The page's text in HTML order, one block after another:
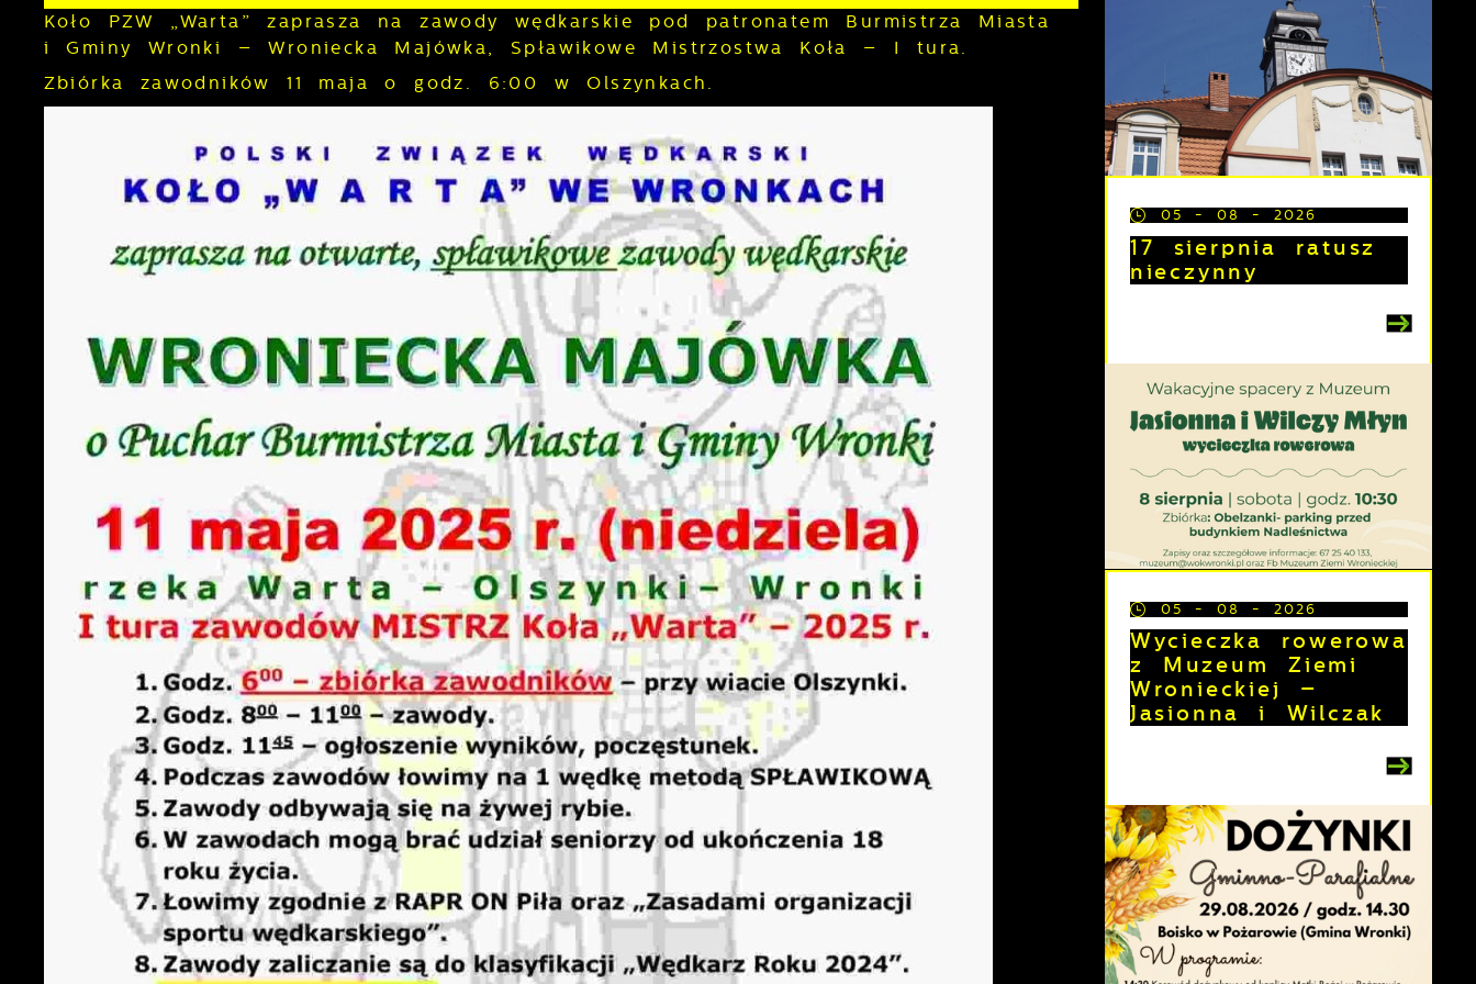
Koło PZW „Warta” zaprasza na zawody wędkarskie pod patronatem Burmistrza Miasta
i Gminy Wronki – Wroniecka Majówka, Spławikowe Mistrzostwa Koła – I tura.
Zbiórka zawodników 11 maja o godz. 6:00 w Olszynkach.
05 - 08 - 2026
17 sierpnia ratusz
nieczynny
05 - 08 - 2026
Wycieczka rowerowa
z Muzeum Ziemi
Wronieckiej –
Jasionna i Wilczak
Ustawienia
Szanujemy Twoją prywatność. Możesz zmienić ustawienia
cookies lub zaakceptować je wszystkie. W dowolnym
momencie możesz dokonać zmiany swoich ustawień.
Niezbędne
Niezbędne pliki cookies służą do prawidłowego
funkcjonowania strony internetowej i umożliwiają Ci
komfortowe korzystanie z oferowanych przez nas usług.
Pliki cookies odpowiadają na podejmowane przez Ciebie
działania w celu m.in. dostosowania Twoich ustawień
preferencji prywatności, logowania czy wypełniania
formularzy. Dzięki plikom cookies strona, z której